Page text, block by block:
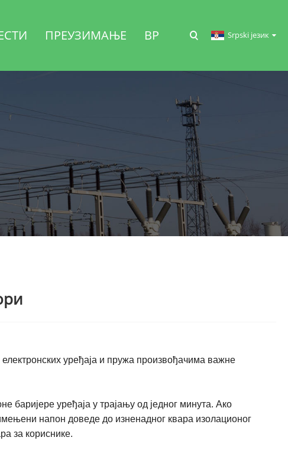
ПРЕУЗИМАЊЕ ВР Srpski језик
уређаја и пружа произвођачима важне
баријере уређаја у трајању од једног минута. Ако
напон доведе до изненадног квара изолационог
за кориснике.